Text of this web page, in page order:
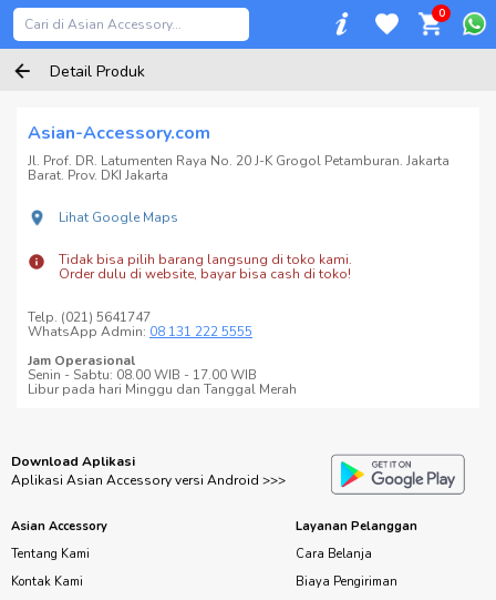
0
Detail Produk
Asian-Accessory.com
Jl. Prof. DR. Latumenten Raya No. 20 J-K Grogol Petamburan. Jakarta
Barat. Prov. DKI Jakarta
Lihat Google Maps
Tidak bisa pilih barang langsung di toko kami.
Order dulu di website, bayar bisa cash di toko!
Telp. (021) 5641747
WhatsApp Admin: 08 131 222 5555
Jam Operasional
Senin - Sabtu: 08.00 WIB - 17.00 WIB
Libur pada hari Minggu dan Tanggal Merah
Download Aplikasi
Aplikasi Asian Accessory versi Android >>>
Asian Accessory
Tentang Kami
Kontak Kami
Layanan Pelanggan
Cara Belanja
Biaya Pengiriman